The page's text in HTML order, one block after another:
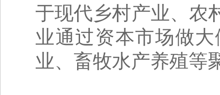
于现代乡村产业、农
业通过资本市场做
业、畜牧水产养殖等